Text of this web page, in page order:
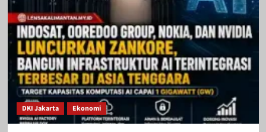
DKI Jakarta Ekonomi